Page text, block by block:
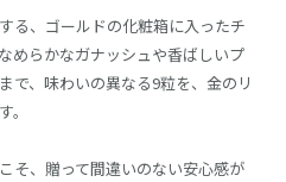
る、ゴールドの化粧箱に入ったチ
めらかなガナッシュや香ばしいプ
で、味わいの異なる9粒を、金のリ
そ、贈って間違いのない安心感が